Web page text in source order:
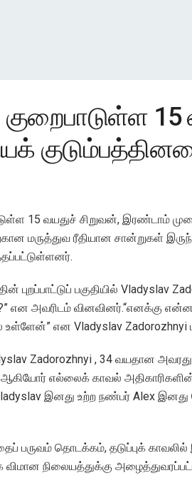
15
15 வயதுச் சிறுவன், இரண்டாம்
மருத்துவ ரீதியான சான்றுகள்
புறப்பாட்டுப் பகுதியில் Vladyslav
?” என அவரிடம் வினவினர்.“எனக்கு
என Vladyslav Zadorozhnyi
Zadorozhnyi , 34 வயதான
எல்லைக் காவல்
இனது உற்ற நண்பர் Alex
பருவம் தொடக்கம், தடுப்புக்
நிலையத்துக்கு